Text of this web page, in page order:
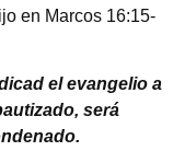
en Marcos 16:15-
el evangelio a
será